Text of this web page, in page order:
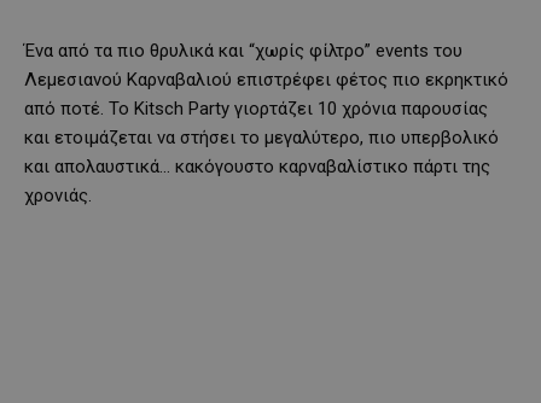
Ένα από τα πιο θρυλικά και “χωρίς φίλτρο” events του
Λεμεσιανού Καρναβαλιού επιστρέφει φέτος πιο εκρηκτικό
από ποτέ. Το Kitsch Party γιορτάζει 10 χρόνια παρουσίας
και ετοιμάζεται να στήσει το μεγαλύτερο, πιο υπερβολικό
και απολαυστικά… κακόγουστο καρναβαλίστικο πάρτι της
χρονιάς.